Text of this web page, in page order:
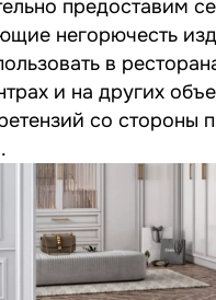
предоставим
негорючесть
в
и на других
со стороны